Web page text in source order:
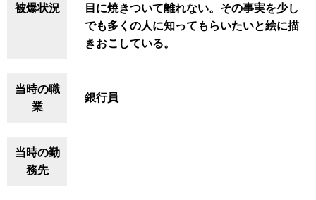
被爆状況
目に焼きついて離れない。その事実を少し
でも多くの人に知ってもらいたいと絵に描
きおこしている。
当時の職
業
銀行員
当時の勤
務先